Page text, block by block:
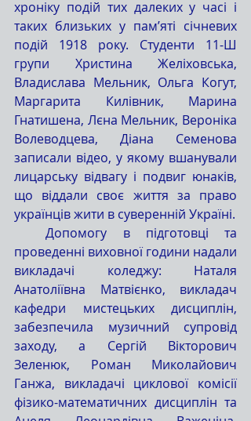
хроніку подій тих далеких у часі і
таких близьких у пам’яті січневих
подій 1918 року. Студенти 11-Ш
групи Христина Желіховська,
Владислава Мельник, Ольга Когут,
Маргарита Килівник, Марина
Гнатишена, Лєна Мельник, Вероніка
Волеводцева, Діана Семенова
записали відео, у якому вшанували
лицарську відвагу і подвиг юнаків,
що віддали своє життя за право
  Допомогу в підготовці та
проведенні виховної години надали
викладачі коледжу: Наталя
Анатоліївна Матвієнко, викладач
кафедри мистецьких дисциплін,
забезпечила музичний супровід
заходу, а Сергій Вікторович
Зеленюк, Роман Миколайович
Ганжа, викладачі циклової комісії
фізико-математичних дисциплін та